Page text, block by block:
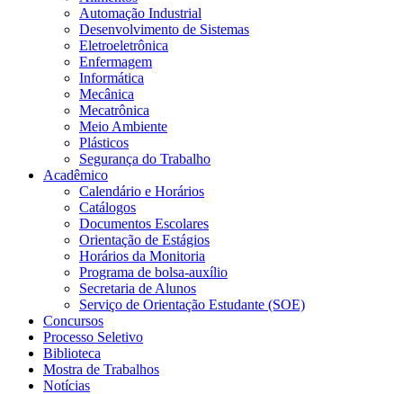
Automação Industrial
Desenvolvimento de Sistemas
Eletroeletrônica
Enfermagem
Informática
Mecânica
Mecatrônica
Meio Ambiente
Plásticos
Segurança do Trabalho
Acadêmico
Calendário e Horários
Catálogos
Documentos Escolares
Orientação de Estágios
Horários da Monitoria
Programa de bolsa-auxílio
Secretaria de Alunos
Serviço de Orientação Estudante (SOE)
Concursos
Processo Seletivo
Biblioteca
Mostra de Trabalhos
Notícias